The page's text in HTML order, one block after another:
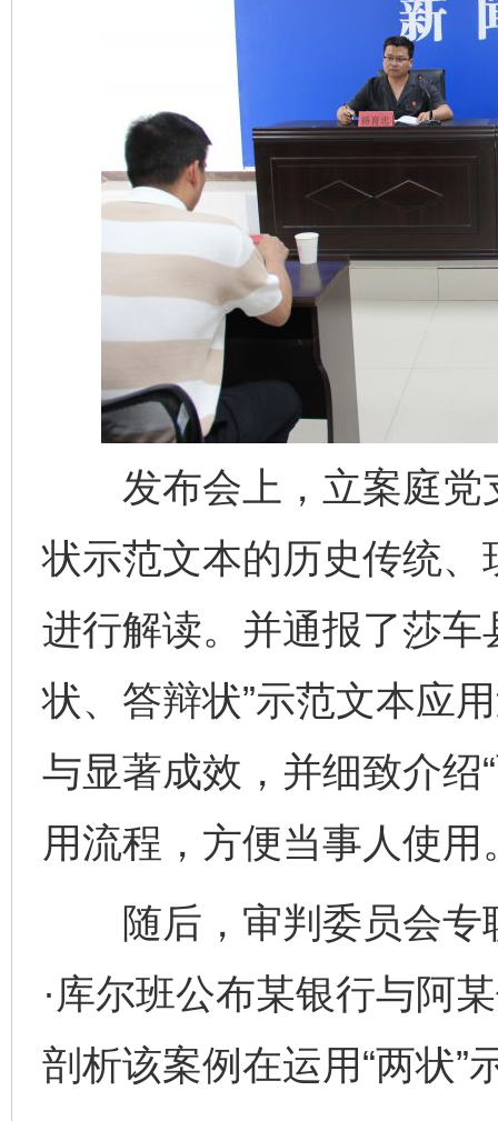
发布会上，立案庭党
状示范文本的历史传统
进行解读。并通报了莎车
状、答辩状”示范文本应
与显著成效，并细致介绍
用流程，方便当事人使用
随后，审判委员会专
·库尔班公布某银行与阿
剖析该案例在运用“两状”